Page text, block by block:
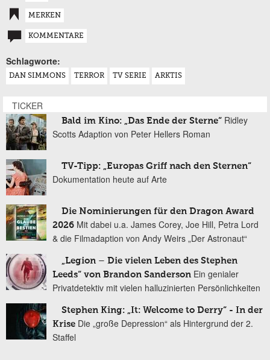
MERKEN
KOMMENTARE
Schlagworte:
DAN SIMMONS TERROR TV SERIE ARKTIS
TICKER
Bald im Kino: „Das Ende der Sterne“ Ridley
Scotts Adaption von Peter Hellers Roman
TV-Tipp: „Europas Griff nach den Sternen“
Dokumentation heute auf Arte
Die Nominierungen für den Dragon Award
2026 Mit dabei u.a. James Corey, Joe Hill, Petra Lord
& die Filmadaption von Andy Weirs „Der Astronaut“
„Legion – Die vielen Leben des Stephen
Leeds“ von Brandon Sanderson Ein genialer
Privatdetektiv mit vielen halluzinierten Persönlichkeiten
Stephen King: „It: Welcome to Derry“ - In der
Krise Die „große Depression“ als Hintergrund der 2.
Staffel